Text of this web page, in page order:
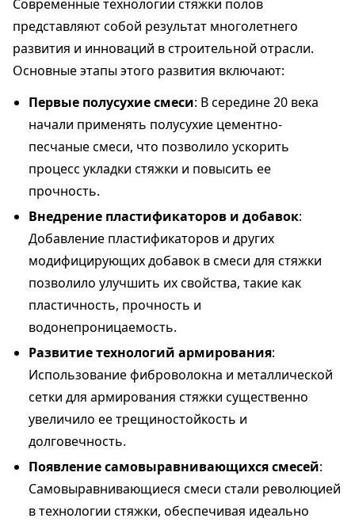
Современные технологии стяжки полов
представляют собой результат многолетнего
развития и инноваций в строительной отрасли.
Основные этапы этого развития включают:
Первые полусухие смеси: В середине 20 века
начали применять полусухие цементно-
песчаные смеси, что позволило ускорить
процесс укладки стяжки и повысить ее
прочность.
Внедрение пластификаторов и добавок:
Добавление пластификаторов и других
модифицирующих добавок в смеси для стяжки
позволило улучшить их свойства, такие как
пластичность, прочность и
водонепроницаемость.
Развитие технологий армирования:
Использование фиброволокна и металлической
сетки для армирования стяжки существенно
увеличило ее трещиностойкость и
долговечность.
Появление самовыравнивающихся смесей:
Самовыравнивающиеся смеси стали революцией
в технологии стяжки, обеспечивая идеально